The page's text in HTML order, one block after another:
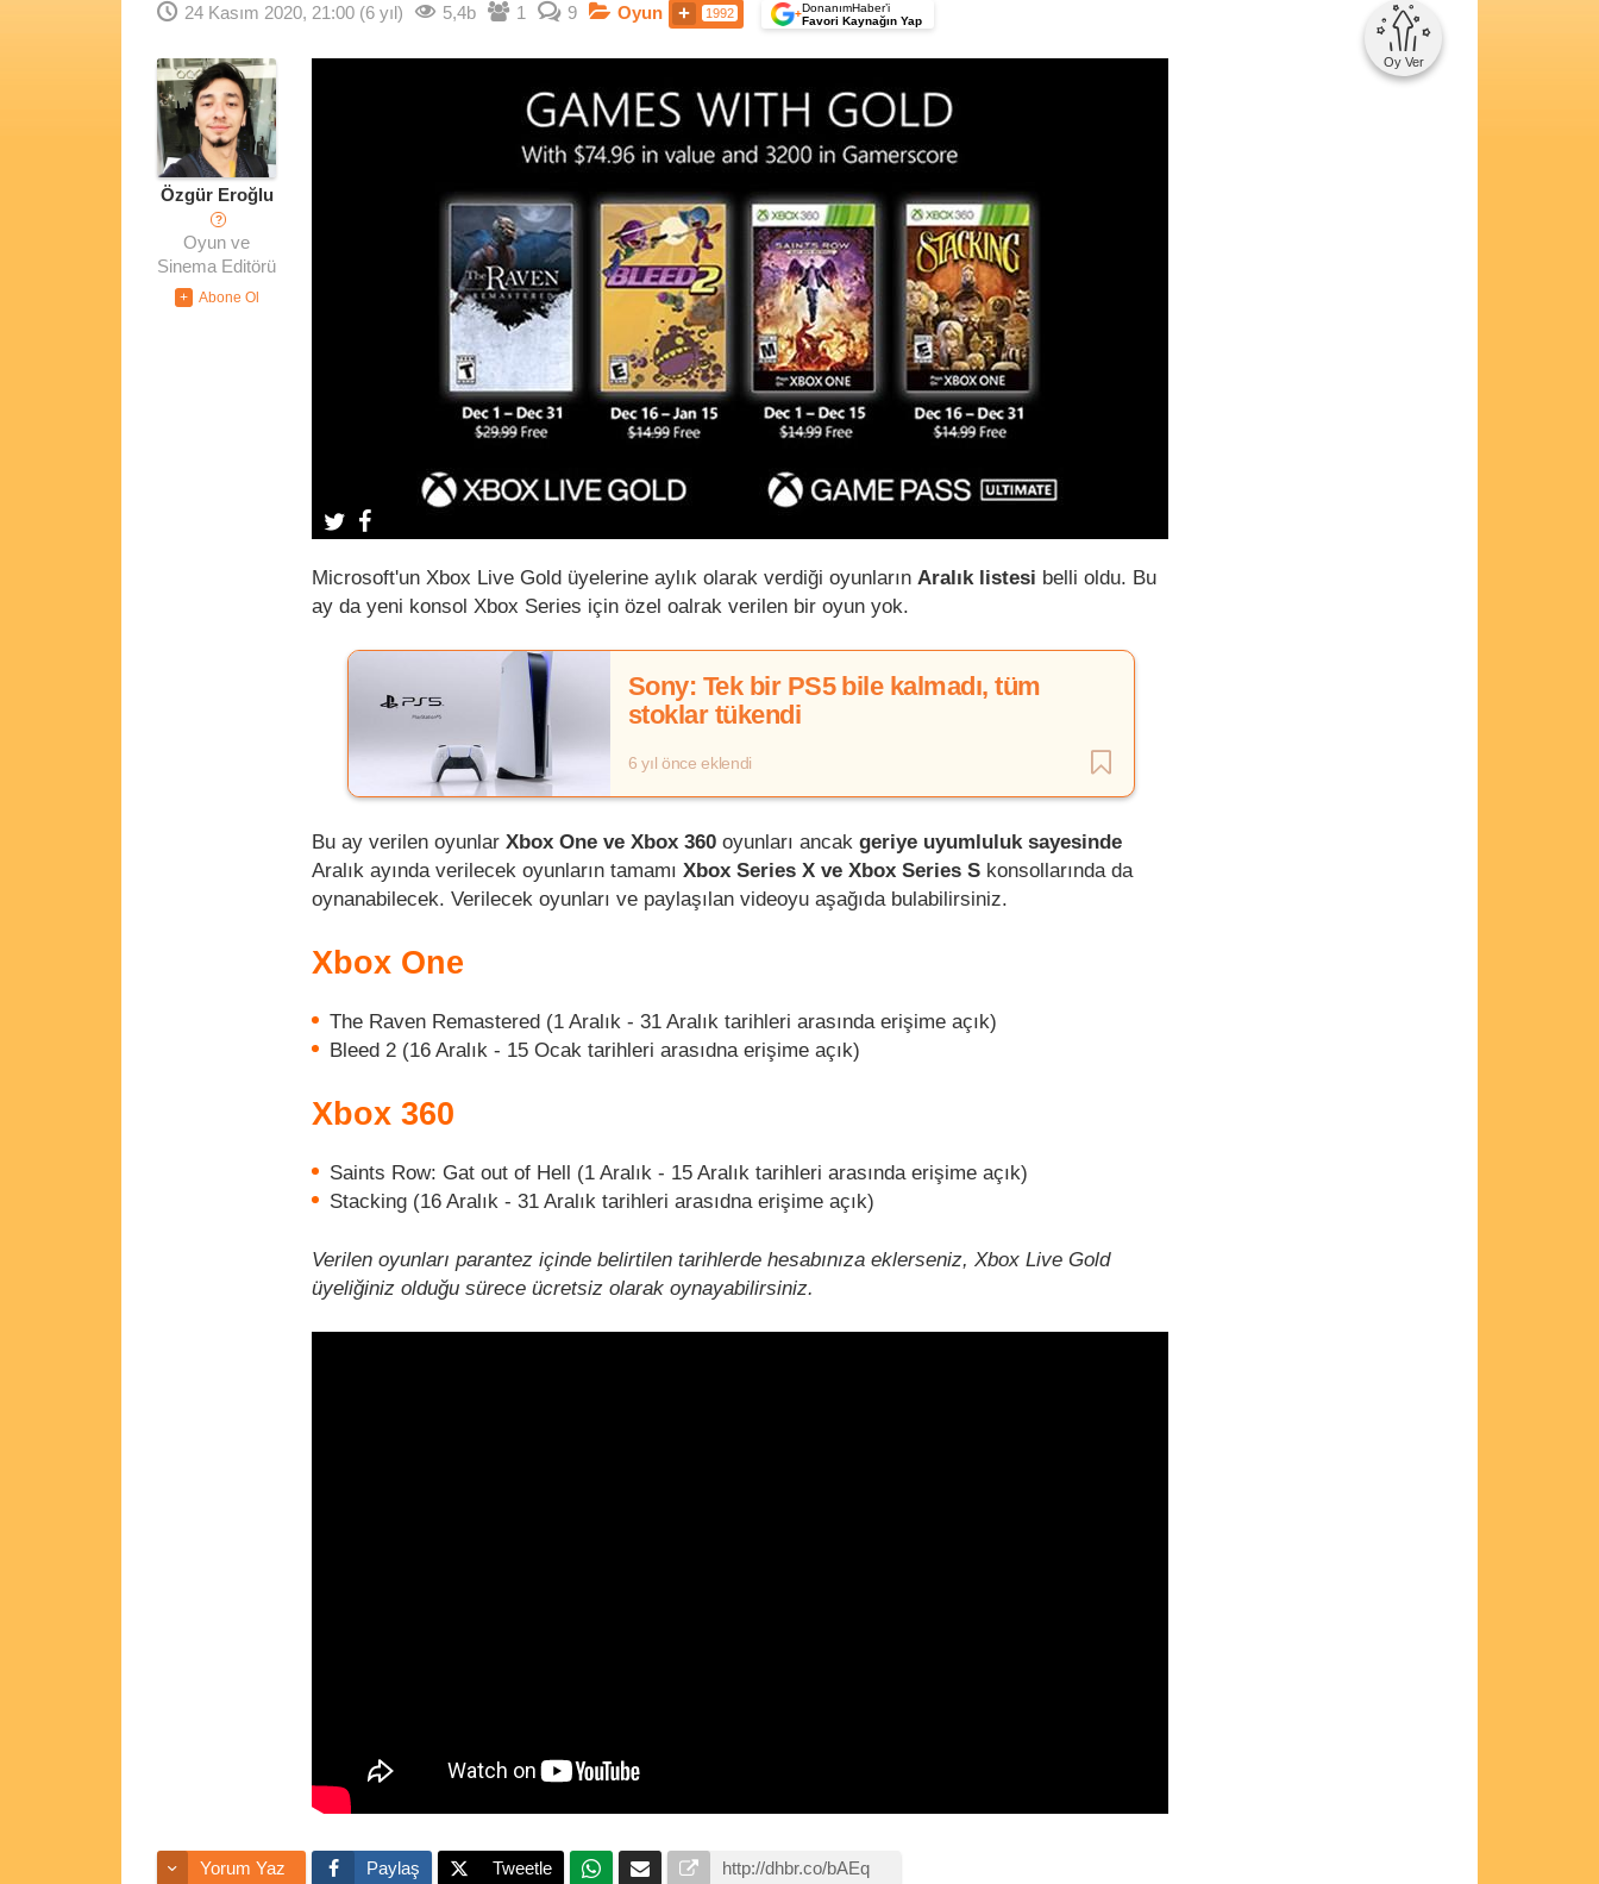
24 Kasım 2020, 21:00 (6 yıl) 5,4b 1 9 Oyun 1992 +DonanımHaber’i
Favori Kaynağın Yap
Oy Ver
Özgür Eroğlu
?
Oyun ve
Sinema Editörü
Microsoft'un Xbox Live Gold üyelerine aylık olarak verdiği oyunların Aralık listesi belli oldu. Bu
ay da yeni konsol Xbox Series için özel oalrak verilen bir oyun yok.
Sony: Tek bir PS5 bile kalmadı, tüm
stoklar tükendi
6 yıl önce eklendi
Bu ay verilen oyunlar Xbox One ve Xbox 360 oyunları ancak geriye uyumluluk sayesinde
Aralık ayında verilecek oyunların tamamı Xbox Series X ve Xbox Series S konsollarında da
oynanabilecek. Verilecek oyunları ve paylaşılan videoyu aşağıda bulabilirsiniz.
Xbox One
The Raven Remastered (1 Aralık - 31 Aralık tarihleri arasında erişime açık)
Bleed 2 (16 Aralık - 15 Ocak tarihleri arasıdna erişime açık)
Xbox 360
Saints Row: Gat out of Hell (1 Aralık - 15 Aralık tarihleri arasında erişime açık)
Stacking (16 Aralık - 31 Aralık tarihleri arasıdna erişime açık)
Verilen oyunları parantez içinde belirtilen tarihlerde hesabınıza eklerseniz, Xbox Live Gold
üyeliğiniz olduğu sürece ücretsiz olarak oynayabilirsiniz.
Yorum Yaz Paylaş Tweetle